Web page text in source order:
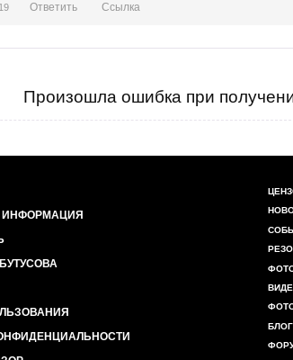
Ответить Ссылка
Произошла ошибка при
ИНФОРМАЦИЯ